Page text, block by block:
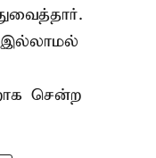
இல்லாமல்
சென்ற